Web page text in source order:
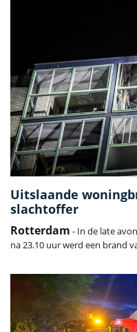
Uitslaande
slachtoffer
Rotterdam - In de late
na 23.10 uur werd een brand